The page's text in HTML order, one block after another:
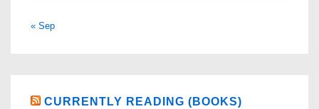
« Sep
CURRENTLY READING (BOOKS)